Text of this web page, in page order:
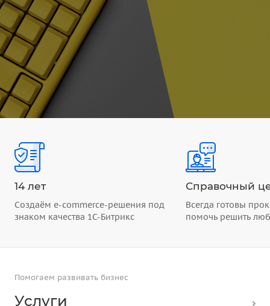
14 лет
Создаём e-commerce-решения под
знаком качества 1С-Битрикс
Справочный
Всегда готовы
помочь решить
Помогаем развивать бизнес
Услуги